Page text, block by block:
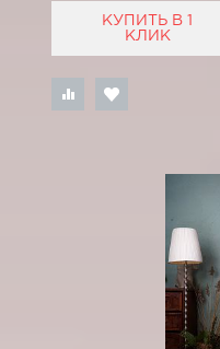
КУПИТЬ В 1
КЛИК